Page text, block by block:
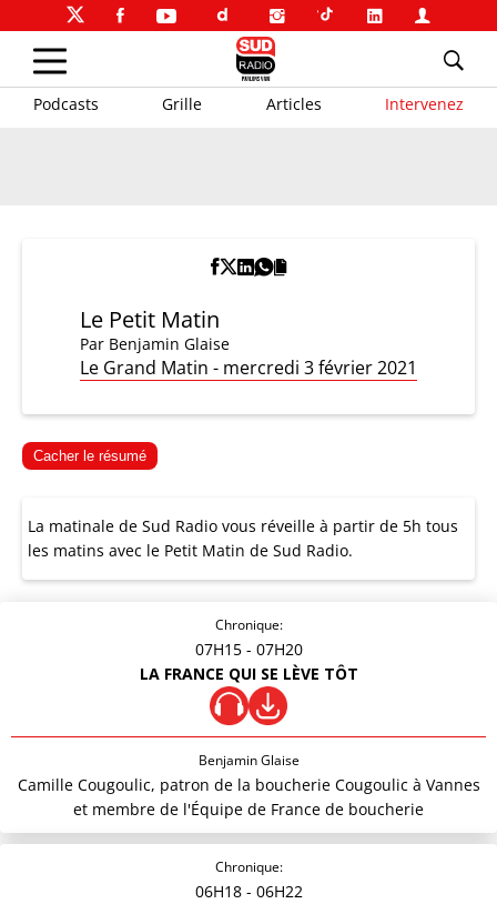
Podcasts Grille Articles Intervenez
Le Petit Matin
Par Benjamin Glaise
Le Grand Matin - mercredi 3 février 2021
Cacher le résumé
La matinale de Sud Radio vous réveille à partir de 5h tous
les matins avec le Petit Matin de Sud Radio.
Chronique:
07H15 - 07H20
LA FRANCE QUI SE LÈVE TÔT
Benjamin Glaise
Camille Cougoulic, patron de la boucherie Cougoulic à Vannes
et membre de l'Équipe de France de boucherie
Chronique:
06H18 - 06H22